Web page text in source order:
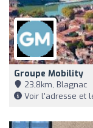
Groupe Mobility
23,8km, Blagnac
Voir l'adresse et